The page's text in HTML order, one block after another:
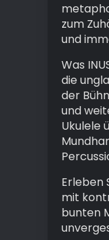
zum
und
Was
die
der
und
Ukulele
Erleben
mit
bunten